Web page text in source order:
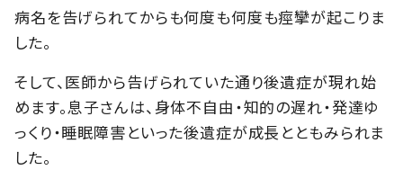
病名を告げられてからも何度も何度も痙攣が起こりま
した。
そして、医師から告げられていた通り後遺症が現れ始
めます。息子さんは、身体不自由・知的の遅れ・発達ゆ
っくり・睡眠障害といった後遺症が成長とともみられま
した。